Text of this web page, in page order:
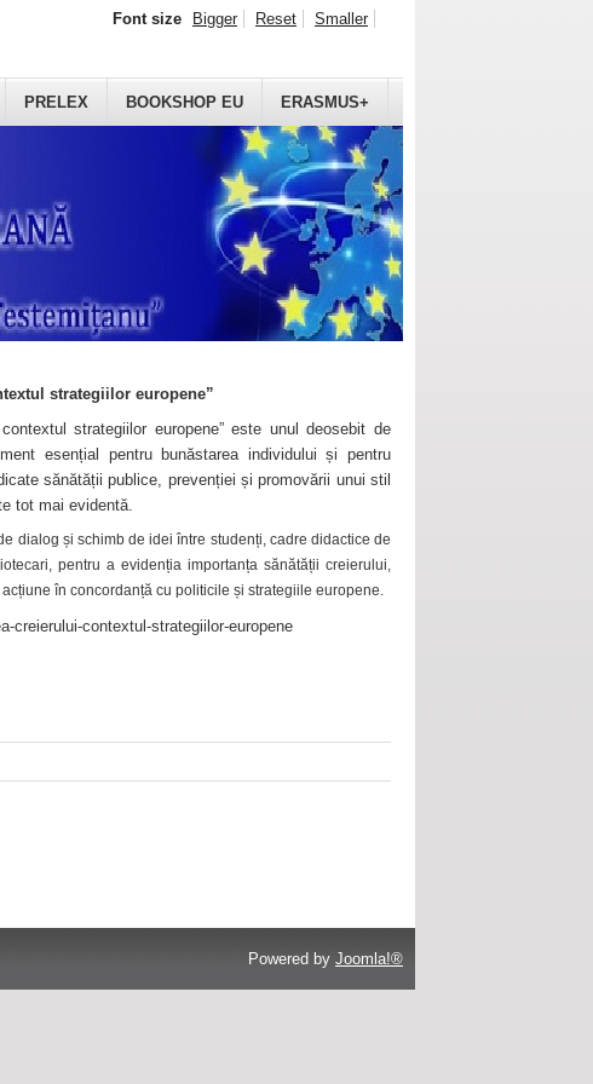
PRELEX BOOKSHOP EU ERASMUS+
Font size Bigger Reset Smaller
strategiilor europene”
strategiilor europene” este unul deosebit de
esențial pentru bunăstarea individului și pentru
sănătății publice, prevenției și promovării unui stil
tot mai evidentă.
dialog și schimb de idei între studenți, cadre didactice de
pentru a evidenția importanța sănătății creierului,
în concordanță cu politicile și strategiile europene.
creierului-contextul-strategiilor-europene
Powered by Joomla!®